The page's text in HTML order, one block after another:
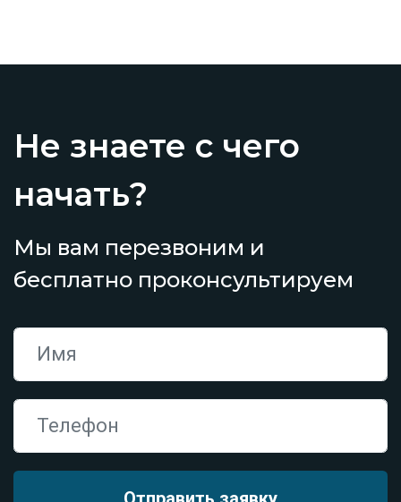
Не знаете с чего
начать?
Мы вам перезвоним и
бесплатно проконсультируем